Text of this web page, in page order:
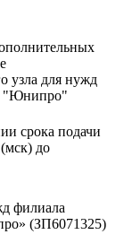
узла для нужд
"Юнипро"
срока подачи
до
филиала
(ЗП6071325)